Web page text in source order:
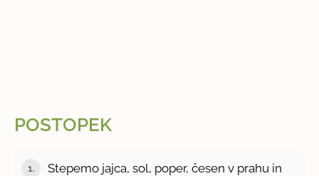
POSTOPEK
1.
Stepemo jajca, sol, poper, česen v prahu in